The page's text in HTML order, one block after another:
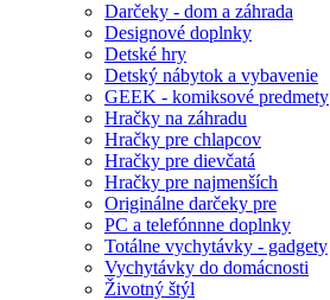
Darčeky - dom a záhrada
Designové doplnky
Detské hry
Detský nábytok a vybavenie
GEEK - komiksové predmety
Hračky na záhradu
Hračky pre chlapcov
Hračky pre dievčatá
Hračky pre najmenších
Originálne darčeky pre
PC a telefónnne doplnky
Totálne vychytávky - gadgety
Vychytávky do domácnosti
Životný štýl